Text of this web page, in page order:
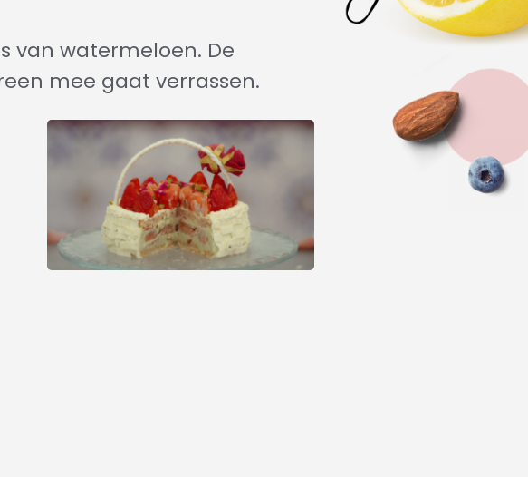
van watermeloen. De
mee gaat verrassen.